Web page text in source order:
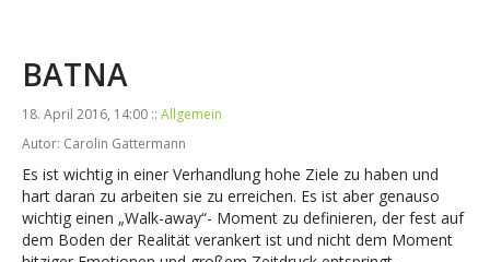
BATNA
18. April 2016, 14:00 :: Allgemein
Autor: Carolin Gattermann
Es ist wichtig in einer Verhandlung hohe Ziele zu haben und
hart daran zu arbeiten sie zu erreichen. Es ist aber genauso
wichtig einen „Walk-away“- Moment zu definieren, der fest auf
dem Boden der Realität verankert ist und nicht dem Moment